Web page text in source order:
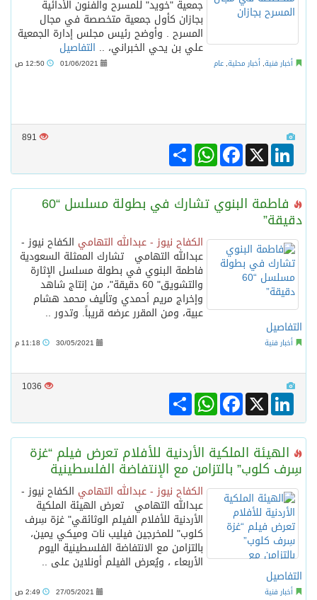
جمعية "خويد" للمسرح والفنون الأدائية
بجازان كأول جمعية متخصصة في مجال
المسرح . وأوضح رئيس مجلس إدارة الجمعية
علي بن يحي الخبراني، .. التفاصيل
أخبار فنية, أخبار محلية, عام 01/06/2021
891
Share
WhatsAppFacebook X
LinkedIn
فاطمة البنوي تشارك في بطولة مسلسل “60
دقيقة”
الكفاح نيوز - عبدالله التهامي الكفاح نيوز -
عبدالله التهامي تشارك الممثلة السعودية
فاطمة البنوي في بطولة مسلسل الإثارة
والتشويق" 60 دقيقة"، من إنتاج شاهد
وإخراج مريم أحمدي وتأليف محمد هشام
عبية، ومن المقرر عرضه قريباً. وتدور ..
التفاصيل
أخبار فنية 30/05/2021
1036
Share
WhatsAppFacebook X
LinkedIn
الهيئة الملكية الأردنية للأفلام تعرض فيلم “غزة
سِرف كلوب” بالتزامن مع الإنتفاضة الفلسطينية
الكفاح نيوز - عبدالله التهامي الكفاح نيوز -
عبدالله التهامي تعرض الهيئة الملكية
الأردنية للأفلام الفيلم الوثائقي" غزة سِرف
كلوب" للمخرجين فيليب نات وميكي يمين،
بالتزامن مع الانتفاضة الفلسطينية اليوم
الأربعاء ، ويُعرض الفيلم أونلاين على ..
التفاصيل
أخبار فنية 27/05/2021